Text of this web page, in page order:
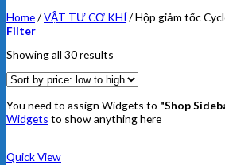
Home/VẬT TƯ CƠ KHÍ/Hộp giảm tốc
Filter
Showing all 30 results
You need to assign Widgets to "Shop
Widgets to show anything here
Quick View